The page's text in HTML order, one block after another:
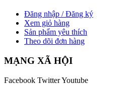
Đăng nhập / Đăng ký
Xem giỏ hàng
Sản phẩm yêu thích
Theo dõi đơn hàng
MẠNG XÃ HỘI
Facebook TwitterYoutube